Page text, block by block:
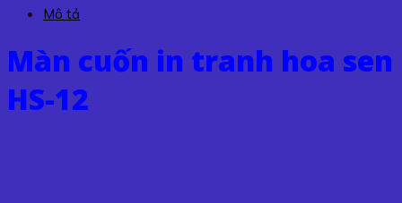
HS-
số
lượng
Mô tả
Màn cuốn in tranh hoa sen
HS-12